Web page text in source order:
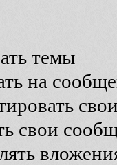
темы
на
свои